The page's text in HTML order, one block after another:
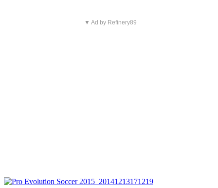
▼ Ad by Refinery89